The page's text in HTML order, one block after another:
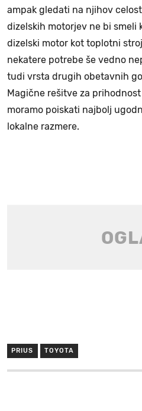
ampak gledati na njihov
dizelskih motorjev ne bi smeli
dizelski motor kot toplotni
nekatere potrebe še vedno
tudi vrsta drugih obetavnih
Magične rešitve za
moramo poiskati najbolj
lokalne razmere.
PRIUS TOYOTA